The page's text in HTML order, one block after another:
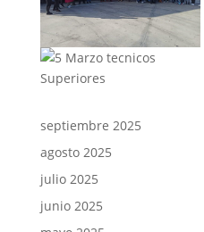
septiembre 2025
agosto 2025
julio 2025
junio 2025